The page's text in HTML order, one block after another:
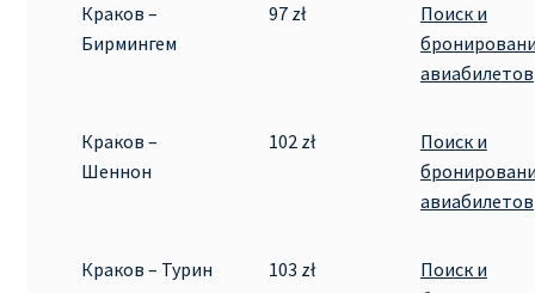
Краков –
Бирмингем
97 zł
Поиск и
авиабилетов
Краков –
Шеннон
102 zł
Поиск и
авиабилетов
Краков – Турин 103 zł
Поиск и